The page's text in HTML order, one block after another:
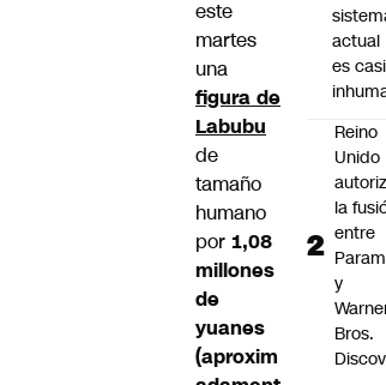
este
martes
una
figura de
Labubu
de
tamaño
humano
por 1,08
millones
de
yuanes
(aproxim
actual
es casi
Reino
Unido
la
entre
y
Bros.